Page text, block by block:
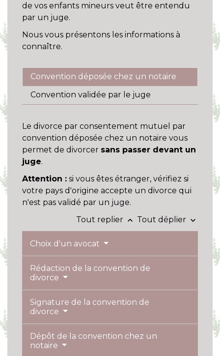
de vos enfants mineurs veut être entendu
par un juge.
Nous vous présentons les informations à
connaître.
Convention déposée chez un notaire
Convention validée par le juge
Le divorce par consentement mutuel par
convention déposée chez un notaire vous
permet de divorcer sans passer devant un
juge.
Attention : si vous êtes étranger, vérifiez si
votre pays d'origine accepte un divorce qui
n'est pas validé par un juge.
Tout replier keyboard_arrow_up Tout déplier keyboard_arrow_down
Choix d'un avocat
Rédaction de la convention de
divorce
Signature de la convention de
divorce
Dépôt de la convention chez un
notaire